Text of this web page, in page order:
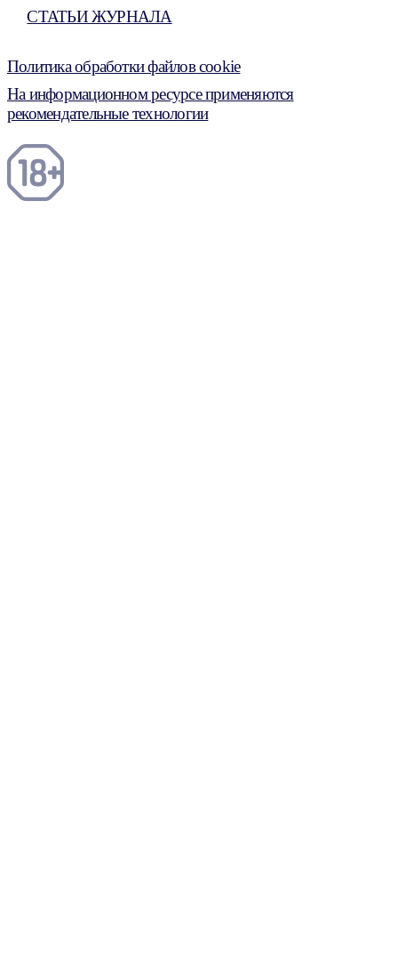
СТАТЬИ ЖУРНАЛА
Политика обработки файлов cookie
На информационном ресурсе применяются
рекомендательные технологии